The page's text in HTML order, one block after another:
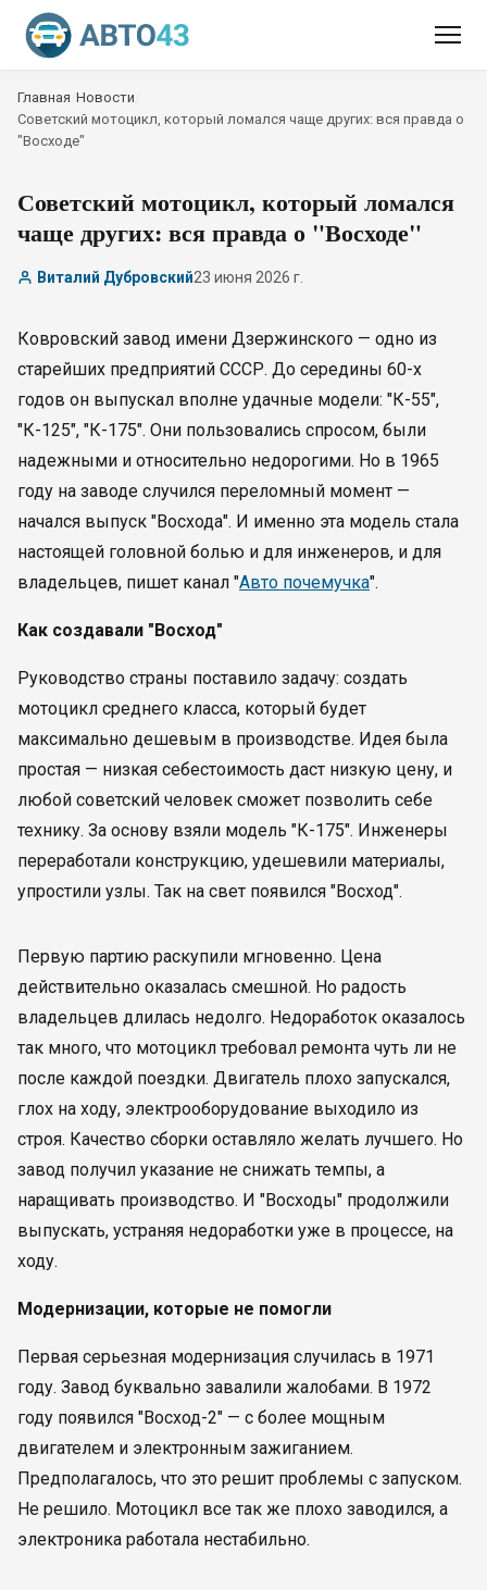
Главная Новости
Советский мотоцикл, который ломался чаще других: вся правда о
"Восходе"
Советский мотоцикл, который ломался
чаще других: вся правда о "Восходе"
Виталий Дубровский23 июня 2026 г.
Ковровский завод имени Дзержинского — одно из
старейших предприятий СССР. До середины 60-х
годов он выпускал вполне удачные модели: "К-55",
"К-125", "К-175". Они пользовались спросом, были
надежными и относительно недорогими. Но в 1965
году на заводе случился переломный момент —
начался выпуск "Восхода". И именно эта модель стала
настоящей головной болью и для инженеров, и для
владельцев, пишет канал "Авто почемучка".
Как создавали "Восход"
Руководство страны поставило задачу: создать
мотоцикл среднего класса, который будет
максимально дешевым в производстве. Идея была
простая — низкая себестоимость даст низкую цену, и
любой советский человек сможет позволить себе
технику. За основу взяли модель "К-175". Инженеры
переработали конструкцию, удешевили материалы,
упростили узлы. Так на свет появился "Восход".
Первую партию раскупили мгновенно. Цена
действительно оказалась смешной. Но радость
владельцев длилась недолго. Недоработок оказалось
так много, что мотоцикл требовал ремонта чуть ли не
после каждой поездки. Двигатель плохо запускался,
глох на ходу, электрооборудование выходило из
строя. Качество сборки оставляло желать лучшего. Но
завод получил указание не снижать темпы, а
наращивать производство. И "Восходы" продолжили
выпускать, устраняя недоработки уже в процессе, на
ходу.
Модернизации, которые не помогли
Первая серьезная модернизация случилась в 1971
году. Завод буквально завалили жалобами. В 1972
году появился "Восход-2" — с более мощным
двигателем и электронным зажиганием.
Предполагалось, что это решит проблемы с запуском.
Не решило. Мотоцикл все так же плохо заводился, а
электроника работала нестабильно.